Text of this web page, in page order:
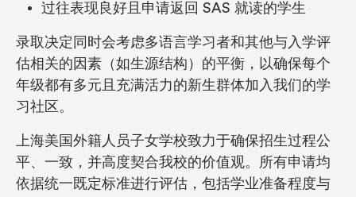
过往表现良好且申请返回 SAS 就读的学生
录取决定同时会考虑多语言学习者和其他与入学评
估相关的因素（如生源结构）的平衡，以确保每个
年级都有多元且充满活力的新生群体加入我们的学
习社区。
上海美国外籍人员子女学校致力于确保招生过程公
平、一致，并高度契合我校的价值观。所有申请均
依据统一既定标准进行评估，包括学业准备程度与